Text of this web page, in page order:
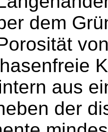
dem
aus
der